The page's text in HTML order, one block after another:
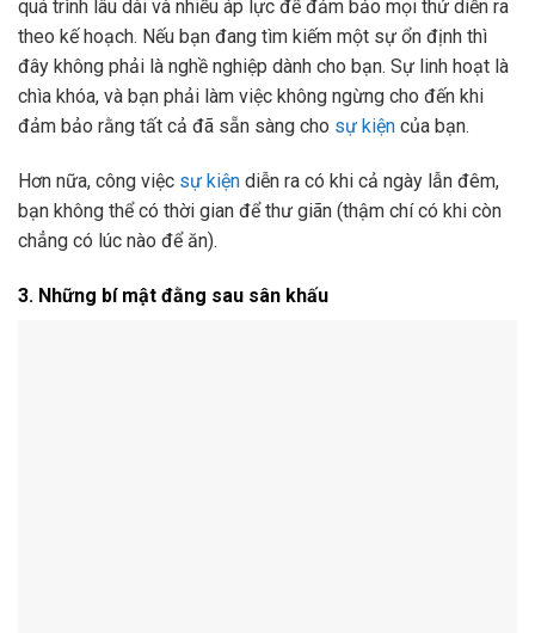
quá trình lâu dài và nhiều áp lực để đảm bảo mọi thứ diễn ra
theo kế hoạch. Nếu bạn đang tìm kiếm một sự ổn định thì
đây không phải là nghề nghiệp dành cho bạn. Sự linh hoạt là
chìa khóa, và bạn phải làm việc không ngừng cho đến khi
đảm bảo rằng tất cả đã sẵn sàng cho sự kiện của bạn.
Hơn nữa, công việc sự kiện diễn ra có khi cả ngày lẫn đêm,
bạn không thể có thời gian để thư giãn (thậm chí có khi còn
chẳng có lúc nào để ăn).
3. Những bí mật đằng sau sân khấu